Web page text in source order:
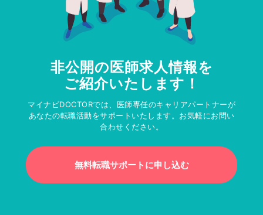
非公開の医師求人情報を
ご紹介いたします！
マイナビDOCTORでは、医師専任のキャリアパートナーが
あなたの転職活動をサポートいたします。お気軽にお問い
合わせください。
無料転職サポートに申し込む